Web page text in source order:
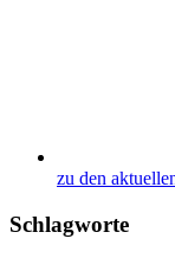
zu den
Schlagworte